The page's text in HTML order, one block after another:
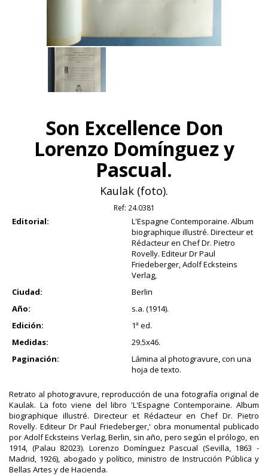
Son Excellence Don
Lorenzo Domínguez y
Pascual.
Kaulak (foto).
Ref: 24.0381
Editorial:
L'Espagne Contemporaine. Album
biographique illustré. Directeur et
Rédacteur en Chef Dr. Pietro
Rovelly. Editeur Dr Paul
Friedeberger, Adolf Ecksteins
Verlag,
Ciudad:
Berlin
Año:
s.a. (1914).
Edición:
1ª ed.
Medidas:
29.5x46.
Paginación:
Lámina al photogravure, con una
hoja de texto.
Retrato al photogravure, reproducción de una fotografía original de
Kaulak. La foto viene del libro 'L'Espagne Contemporaine. Album
biographique illustré. Directeur et Rédacteur en Chef Dr. Pietro
Rovelly. Editeur Dr Paul Friedeberger,' obra monumental publicado
por Adolf Ecksteins Verlag, Berlin, sin año, pero según el prólogo, en
1914, (Palau 82023). Lorenzo Domínguez Pascual (Sevilla, 1863 -
Madrid, 1926), abogado y político, ministro de Instrucción Pública y
Bellas Artes y de Hacienda.